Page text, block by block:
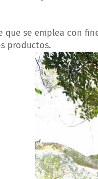
que se emplea con
productos.